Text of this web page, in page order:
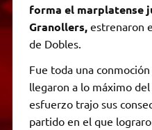
forma el marplatense
Granollers, estrenaron
de Dobles.
Fue toda una
llegaron a lo máximo
esfuerzo trajo sus
partido en el que